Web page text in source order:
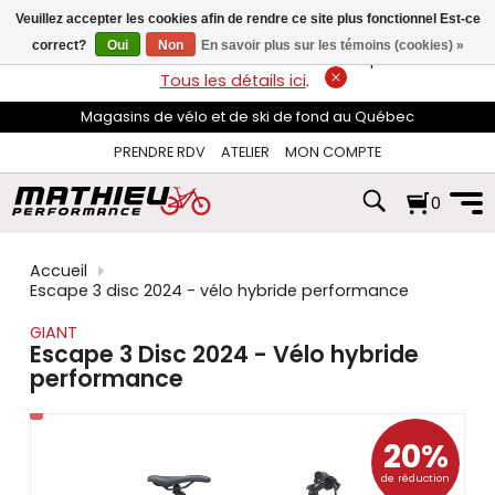
flèches
haut
et
pour
sélectionner
disponible.
Appuyez
pour
accéder
résultat
de
recherche
sélectionné.
LIVRAISON GRATUITEsur les commandes de plus de 74$*.
Tous les détails ici.
Magasins de vélo et de ski de fond au Québec
PRENDRE RDV
ATELIER MON COMPTE
0
Accueil
Escape 3 disc 2024 - vélo hybride performance
GIANT
Escape 3 Disc 2024 - Vélo hybride
performance
20%
de réduction
Veuillez accepter les cookies afin de rendre ce site plus fonctionnel Est-ce
correct?
Oui Non En savoir plus sur les témoins (cookies) »